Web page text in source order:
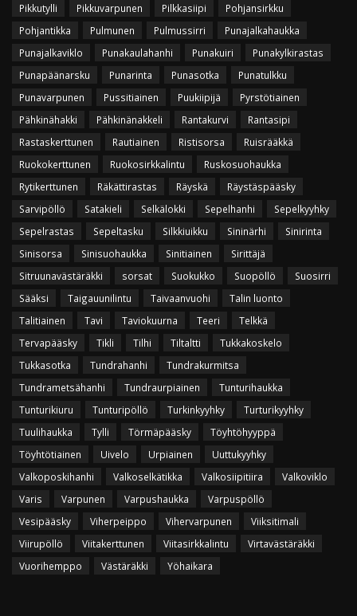
Pikkutylli
Pikkuvarpunen Pilkkasiipi
Pohjansirkku
Pohjantikka
Pulmunen Pulmussirri
Punajalkahaukka
Punajalkaviklo
Punakaulahanhi Punakuiri
Punakylkirastas
Punapäänarsku
Punarinta Punasotka
Punatulkku
Punavarpunen
Pussitiainen Puukiipijä
Pyrstötiainen
Pähkinähakki
Pähkinänakkeli Rantakurvi
Rantasipi
Rastaskerttunen
Rautiainen Ristisorsa
Ruisrääkkä
Ruokokerttunen
Ruokosirkkalintu
Ruskosuohaukka
Rytikerttunen
Räkättirastas Räyskä
Räystäspääsky
Sarvipöllö
Satakieli Selkälokki Sepelhanhi
Sepelkyyhky
Sepelrastas
Sepeltasku Silkkiuikku Sininärhi
Sinirinta
Sinisorsa
Sinisuohaukka Sinitiainen
Sirittäjä
Sitruunavästäräkki
sorsat Suokukko Suopöllö
Suosirri
Sääksi
Taigauunilintu Taivaanvuohi
Talin luonto
Talitiainen
Tavi Taviokuurna Teeri
Telkkä
Tervapääsky
Tikli Tilhi Tiltaltti
Tukkakoskelo
Tukkasotka
Tundrahanhi
Tundrakurmitsa
Tundrametsähanhi
Tundraurpiainen
Tunturihaukka
Tunturikiuru
Tunturipöllö Turkinkyyhky
Turturikyyhky
Tuulihaukka
Tylli Törmäpääsky
Töyhtöhyyppä
Töyhtötiainen
Uivelo Urpiainen
Uuttukyyhky
Valkoposkihanhi
Valkoselkätikka Valkosiipitiira
Valkoviklo
Varis
Varpunen Varpushaukka
Varpuspöllö
Vesipääsky
Viherpeippo Vihervarpunen
Viiksitimali
Viirupöllö
Viitakerttunen Viitasirkkalintu
Virtavästäräkki
Vuorihemppo
Västäräkki Yöhaikara